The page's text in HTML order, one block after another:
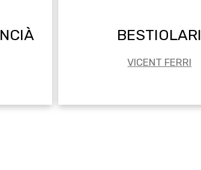
BESTIOLARI
VICENT FERRI